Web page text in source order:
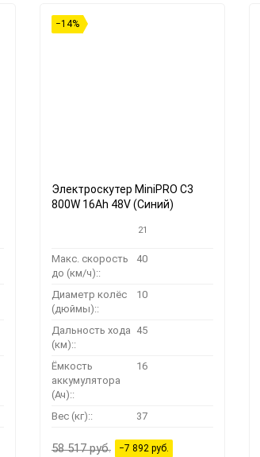
−14%
Электроскутер MiniPRO C3
800W 16Ah 48V (Синий)
21
Макс. скорость
до (км/ч)::
40
Диаметр колёс
(дюймы)::
10
Дальность хода
(км)::
45
Ёмкость
аккумулятора
(Ач)::
16
Вес (кг):: 37
58 517 руб. −7 892 руб.